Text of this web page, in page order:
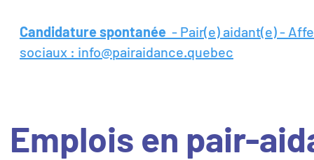
Candidature spontanée - Pair(e) aidant(e) -
sociaux : info@pairaidance.quebec
Emplois en pair-